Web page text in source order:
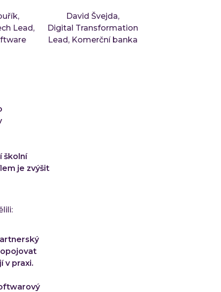
Lead,
David Švejda,
Digital Transformation
Lead, Komerční banka
školní
je zvýšit
v praxi.